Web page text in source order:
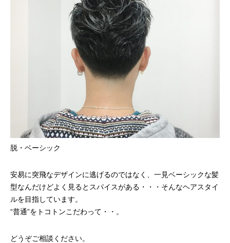
脱・ベーシック
安易に突飛なデザインに逃げるのではなく、一見ベーシックな髪
型なんだけどよく見るとスパイスがある・・・そんなヘアスタイ
ルを目指しています。
“普通”をトコトンこだわって・・。
どうぞご相談ください。